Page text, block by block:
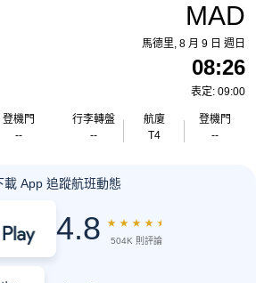
登機門
--
MAD
馬德里, 8 月 9 日 週日
08:26
表定: 09:00
行李轉盤
--
航廈
T4
登機門
--
載 App 追蹤航班動態
4.8 ★ ★ ★ ★ ★
504K 則評論